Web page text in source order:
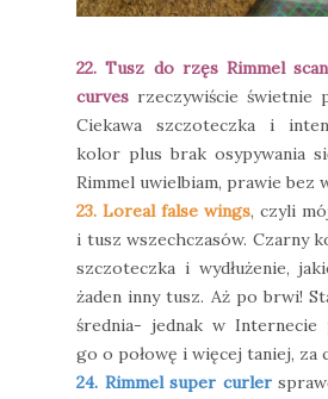
22. Tusz do rzęs Rimmel
curves rzeczywiście świetnie
Ciekawa szczoteczka i
kolor plus brak osypywania
Rimmel uwielbiam, prawie bez
23. Loreal false wings, czyli
i tusz wszechczasów. Czarny
szczoteczka i wydłużenie,
żaden inny tusz. Aż po brwi!
średnia- jednak w Internecie
go o połowę i więcej taniej, za
24. Rimmel super curler